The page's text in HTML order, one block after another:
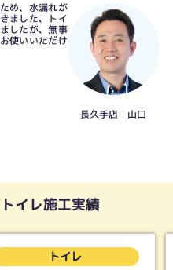
め、水漏れが
ました、トイ
したが、無事
使いいただけ
長久手店 山口
イレ施工実績